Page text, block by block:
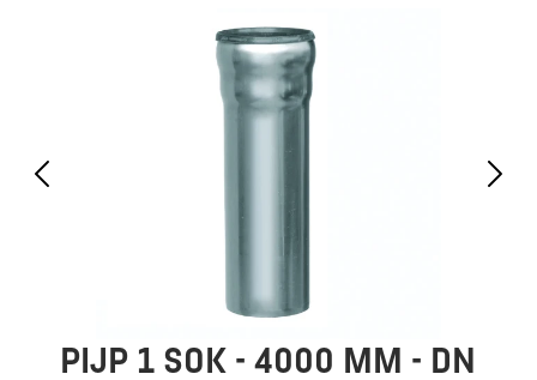
FAQ
PIJP 1 SOK - 4000 MM - DN